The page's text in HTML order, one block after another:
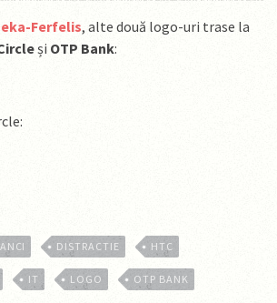
Ferfelis, alte două logo-uri trase la
și OTP Bank:
DISTRACTIE HTC
IT LOGO OTP BANK